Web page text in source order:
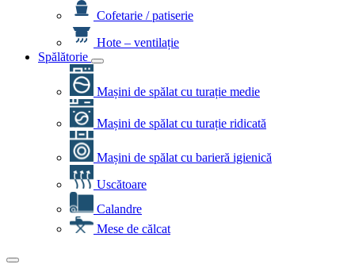
Cofetarie / patiserie
Hote – ventilație
Spălătorie
Mașini de spălat cu turație medie
Mașini de spălat cu turație ridicată
Mașini de spălat cu barieră igienică
Uscătoare
Calandre
Mese de călcat